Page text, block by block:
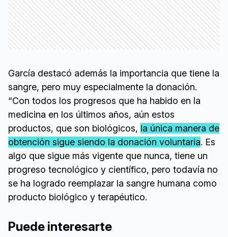
García destacó además la importancia que tiene la
sangre, pero muy especialmente la donación.
“Con todos los progresos que ha habido en la
medicina en los últimos años, aún estos
productos, que son biológicos, la única manera de
obtención sigue siendo la donación voluntaria. Es
algo que sigue más vigente que nunca, tiene un
progreso tecnológico y científico, pero todavía no
se ha logrado reemplazar la sangre humana como
producto biológico y terapéutico.
Puede interesarte